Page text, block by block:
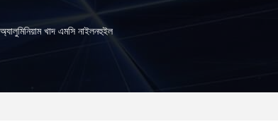
খাদ এমসি নাইলনহুইল